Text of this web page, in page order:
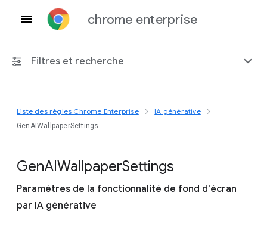
chrome enterprise
Filtres et recherche
Toute plate-forme
Inclure les règles obsolètes
Liste des règles Chrome Enterprise IA générative
GenAIWallpaperSettings
GenAIWallpaperSettings
Paramètres de la fonctionnalité de fond d'écran
par IA générative